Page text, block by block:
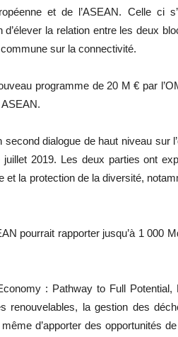
et de l’ASEAN. Celle ci
la relation entre les deux
sur la connectivité.
programme de 20 M € par
dialogue de haut niveau sur
2019. Les deux parties ont
et la protection de la diversité,
pourrait rapporter jusqu’à 1 000
: Pathway to Full
renouvelables, la gestion des
d’apporter des opportunités